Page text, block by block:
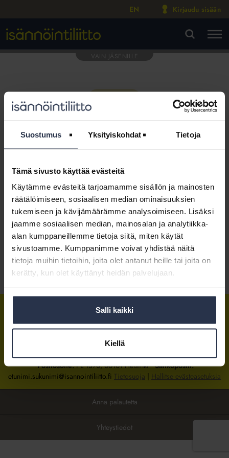
Suostumus Yksityiskohdat Tietoja
Tämä sivusto käyttää evästeitä
Käytämme evästeitä tarjoamamme sisällön ja mainosten
räätälöimiseen, sosiaalisen median ominaisuuksien
tukemiseen ja kävijämäärämme analysoimiseen. Lisäksi
jaamme sosiaalisen median, mainosalan ja analytiikka-
alan kumppaneillemme tietoja siitä, miten käytät
sivustoamme. Kumppanimme voivat yhdistää näitä
tietoja muihin tietoihin, joita olet antanut heille tai joita on
kerätty, kun olet käyttänyt heidän palvelujaan.
Salli kaikki
Kiellä
EN Kirjaudu sisään
Tämä osio on rajattu
Isännöintiliiton jäsenyritysten
henkilökunnalle
Kirjaudu sisään
Tietoa jäsenyydestä
IsännöintiliittoIsännöintiliittoIsännöintiliitto
Isännöintiliiton toimistosijaitsee Hakaniemessä Helsingissä.
Postiosoite:PL 1370, 00101 HelsinkiSähköpostit:
etunimi.sukunimi@isannointiliitto.fi Tietosuoja | Hallitse evästeasetuksia
Anna palautetta
Yhteystiedot